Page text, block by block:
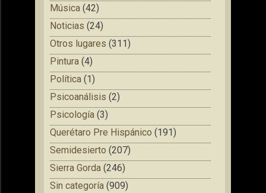
Música (42)
Noticias (24)
Otros lugares (311)
Pintura (4)
Política (1)
Psicoanálisis (2)
Psicología (3)
Querétaro Pre Hispánico (191)
Semidesierto (207)
Sierra Gorda (246)
Sin categoría (909)